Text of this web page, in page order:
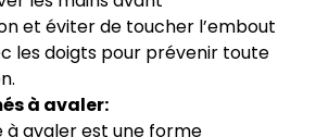
et éviter de toucher l’embout
les doigts pour prévenir toute
à avaler:
à avaler est une forme